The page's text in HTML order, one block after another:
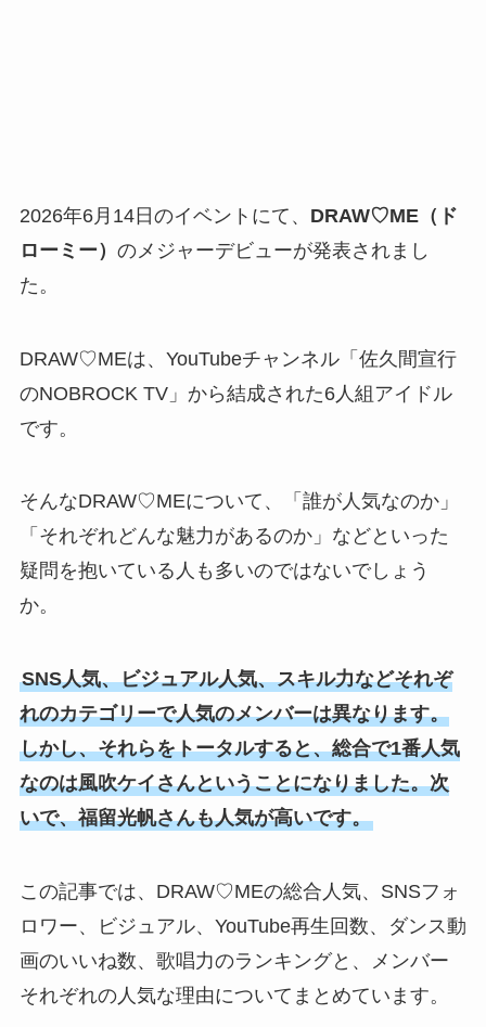
2026年6月14日のイベントにて、 DRAW♡ME（ド
ローミー） のメジャーデビューが発表されまし
た。
DRAW♡MEは、YouTubeチャンネル「佐久間宣行
のNOBROCK TV」から結成された6人組アイドル
です。
そんなDRAW♡MEについて、「誰が人気なのか」
「それぞれどんな魅力があるのか」などといった
疑問を抱いている人も多いのではないでしょう
か。
SNS人気、ビジュアル人気、スキル力などそれぞ
れのカテゴリーで人気のメンバーは異なります。
しかし、それらをトータルすると、総合で1番人気
なのは風吹ケイさんということになりました。次
いで、福留光帆さんも人気が高いです。
この記事では、DRAW♡MEの総合人気、SNSフォ
ロワー、ビジュアル、YouTube再生回数、ダンス動
画のいいね数、歌唱力のランキングと、メンバー
それぞれの人気な理由についてまとめています。